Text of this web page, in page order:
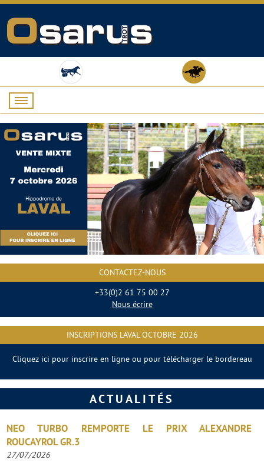
CONTACTEZ-NOUS
+33(0)2 61 75 00 27
Nous écrire
INSCRIPTIONS LAVAL OCTOBRE 2026
Cliquez ici pour inscrire en ligne ou pour télécharger le bordereau
ACTUALITÉS
NEO TURBO REMPORTE LE PRIX ALEXANDRE
ROUCAYROL GR.3
27/07/2026